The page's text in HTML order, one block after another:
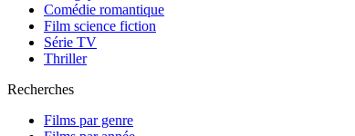
Comédie romantique
Film science fiction
Série TV
Thriller
Recherches
Films par genre